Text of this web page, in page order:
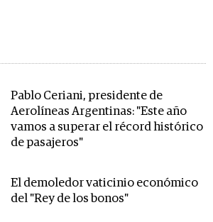
Pablo Ceriani, presidente de
Aerolíneas Argentinas: "Este año
vamos a superar el récord histórico
de pasajeros"
El demoledor vaticinio económico
del "Rey de los bonos"